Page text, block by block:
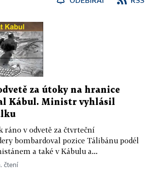
za útoky na hranice
Kábul. Ministr vyhlásil
ráno v odvetě za čtvrteční
bombardoval pozice Tálibánu podél
a také v Kábulu a...
čtení